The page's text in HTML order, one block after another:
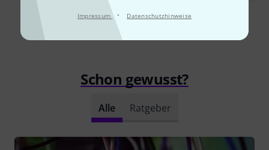
Impressum · Datenschutzhinweise
Alle Bewertungen lesen
Schon gewusst?
Alle Ratgeber